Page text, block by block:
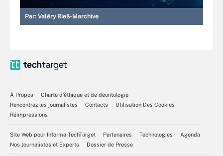
Par: Valéry Rieß-Marchive
À Propos
Charte d’éthique et de déontologie
Rencontrez les journalistes
Contacts
Utilisation Des Cookies
Réimpressions
Site Web pour Informa TechTarget Partenaires Technologies
Agenda
Nos Journalistes et Experts
Dossier de Presse